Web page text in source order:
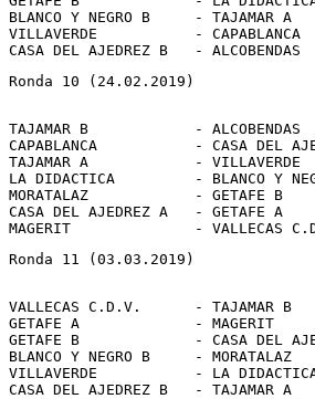
BLANCO Y NEGRO B     -
VILLAVERDE           -
Ronda 10 (24.02.2019)
TAJAMAR B            -
CAPABLANCA           - CASA DEL
TAJAMAR A            -
LA DIDACTICA         - BLANCO Y
MORATALAZ            - GETAFE
CASA DEL AJEDREZ A   -
Ronda 11 (03.03.2019)
VALLECAS C.D.V.      -
GETAFE A             - MAGERIT
GETAFE B             - CASA DEL
BLANCO Y NEGRO B     -
VILLAVERDE           - LA
CASA DEL AJEDREZ B   -